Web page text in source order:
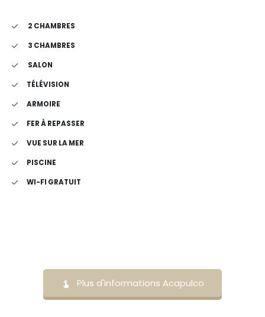
2 CHAMBRES
3 CHAMBRES
SALON
TÉLÉVISION
ARMOIRE
FER À REPASSER
VUE SUR LA MER
PISCINE
WI-FI GRATUIT
Plus d'informations Acapulco